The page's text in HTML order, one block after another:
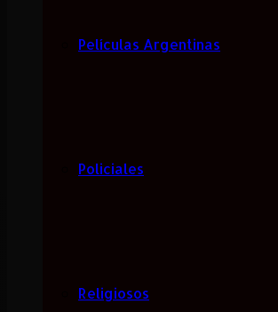
Películas Argentinas
Policiales
Religiosos